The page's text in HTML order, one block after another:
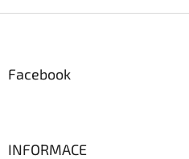
v
Facebook
INFORMACE